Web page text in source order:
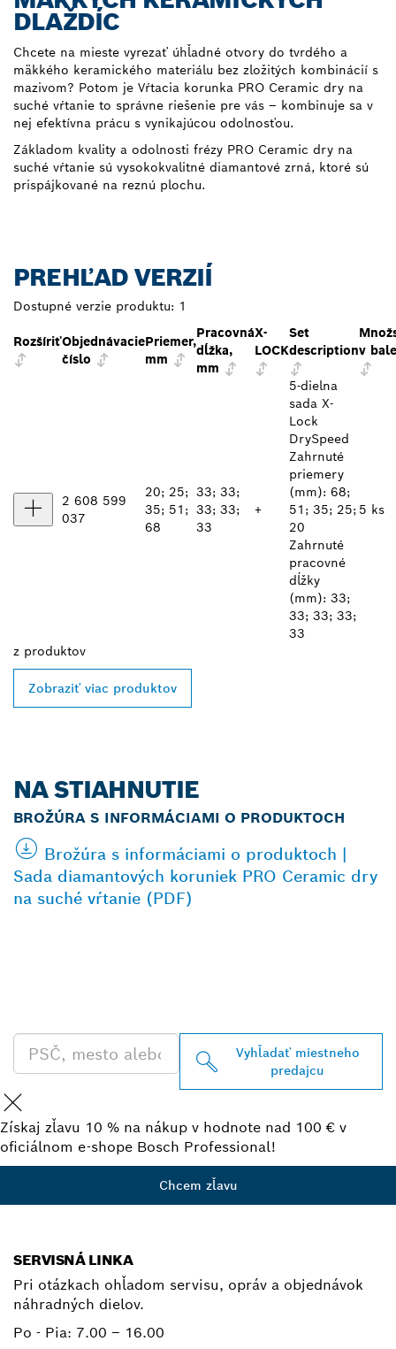
DLAŽDÍC
Chcete na mieste vyrezať úhľadné otvory do tvrdého a
mäkkého keramického materiálu bez zložitých kombinácií s
mazivom? Potom je Vŕtacia korunka PRO Ceramic dry na
suché vŕtanie to správne riešenie pre vás – kombinuje sa v
nej efektívna prácu s vynikajúcou odolnosťou.
Základom kvality a odolnosti frézy PRO Ceramic dry na
suché vŕtanie sú vysokokvalitné diamantové zrná, ktoré sú
prispájkované na reznú plochu.
PREHĽAD VERZIÍ
Dostupné verzie produktu: 1
RozšíriťObjednávacie
číslo
Priemer,
mm
Pracovná
dĺžka,
mm
X-
LOCK
Set
descriptionv
2 608 599
037
20; 25;
35; 51;
68
33; 33;
33; 33;
33
+
5-dielna
sada X-
Lock
DrySpeed
Zahrnuté
priemery
(mm): 68;
51; 35; 25;
20
Zahrnuté
pracovné
dĺžky
(mm): 33;
33; 33; 33;
33
5 ks
z produktov
Zobraziť viac produktov
NA STIAHNUTIE
BROŽÚRA S INFORMÁCIAMI O PRODUKTOCH
Brožúra s informáciami o produktoch |
Sada diamantových koruniek PRO Ceramic dry
na suché vŕtanie (PDF)
Vyhľadať miestneho
predajcu
Získaj zľavu 10 % na nákup v hodnote nad 100 € v
oficiálnom e-shope Bosch Professional!
Chcem zľavu
SERVISNÁ LINKA
Pri otázkach ohľadom servisu, opráv a objednávok
náhradných dielov.
Po - Pia: 7.00 – 16.00